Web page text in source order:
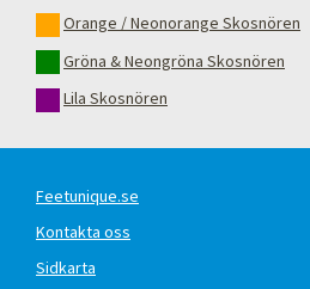
Orange / Neonorange Skosnören
Gröna & Neongröna Skosnören
Lila Skosnören
Feetunique.se
Kontakta oss
Sidkarta